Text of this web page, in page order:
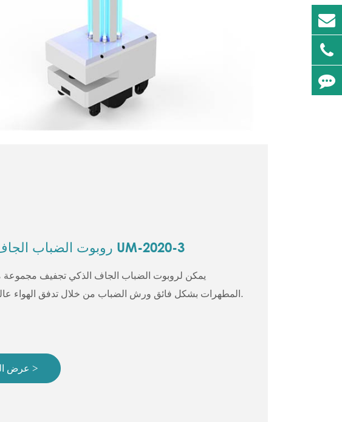
روبوت الضباب الجاف الذكي UM-2020-3
يمكن لروبوت الضباب الجاف الذكي تجفيف مجموعة
المطهرات بشكل فائق ورش الضباب من خلال تدفق الهواء عالي السرعة.
عرض المزيد >